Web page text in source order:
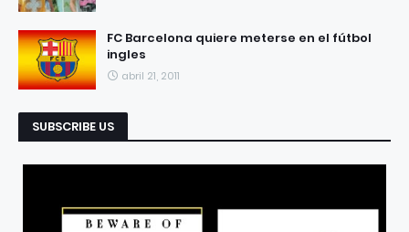
FC Barcelona quiere meterse en el fútbol
ingles
abril 21, 2011
SUBSCRIBE US